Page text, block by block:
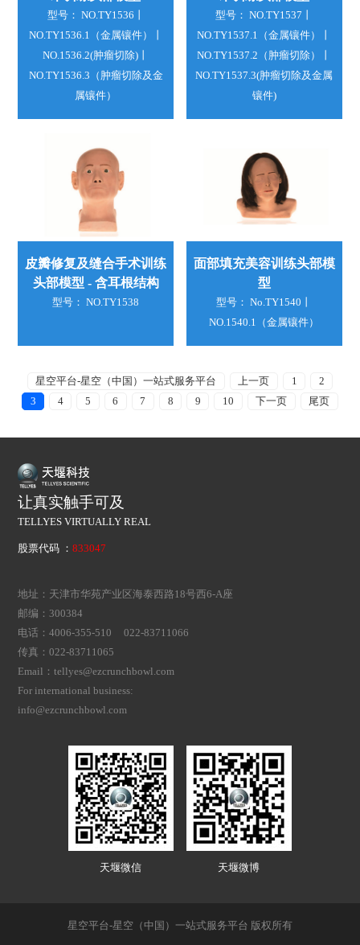
型号： NO.TY1536丨
NO.TY1536.1（金属镶件）丨
NO.1536.2(肿瘤切除)丨
NO.TY1536.3（肿瘤切除及金
属镶件）
型号： NO.TY1537丨
NO.TY1537.1（金属镶件）丨
NO.TY1537.2（肿瘤切除）丨
NO.TY1537.3(肿瘤切除及金属
镶件)
皮瓣修复及缝合手术训练
头部模型 - 含耳根结构
型号： NO.TY1538
面部填充美容训练头部模
型
型号： No.TY1540丨
NO.1540.1（金属镶件）
星空平台-星空（中国）一站式服务平台 上一页 1
2
3
4 5 6 7 8 9 10 下一页 尾页
让真实触手可及
TELLYES VIRTUALLY REAL
股票代码 ：833047
地址：天津市华苑产业区海泰西路18号西6-A座
邮编：300384
电话：4006-355-510 022-83711066
传真：022-83711065
Email：tellyes@ezcrunchbowl.com
For international business:
info@ezcrunchbowl.com
天堰微信 天堰微博
星空平台-星空（中国）一站式服务平台 版权所有